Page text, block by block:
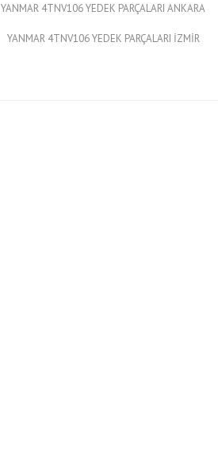
YANMAR 4TNV106 YEDEK PARÇALARI ANKARA
YANMAR 4TNV106 YEDEK PARÇALARI İZMİR